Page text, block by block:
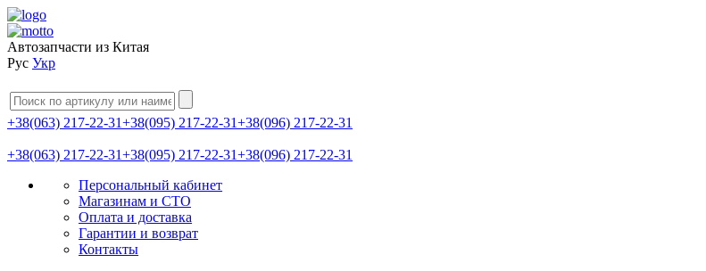
Автозапчасти из Китая
Рус Укр
+38(063) 217-22-31+38(095) 217-22-31+38(096) 217-22-31
+38(063) 217-22-31+38(095) 217-22-31+38(096) 217-22-31
Персональный кабинет
Магазинам и СТО
Оплата и доставка
Гарантии и возврат
Контакты